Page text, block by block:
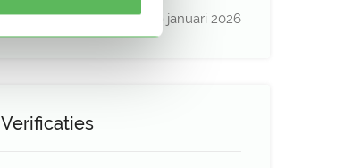
Profiel bijgewerkt 19 januari 2026
Verificaties